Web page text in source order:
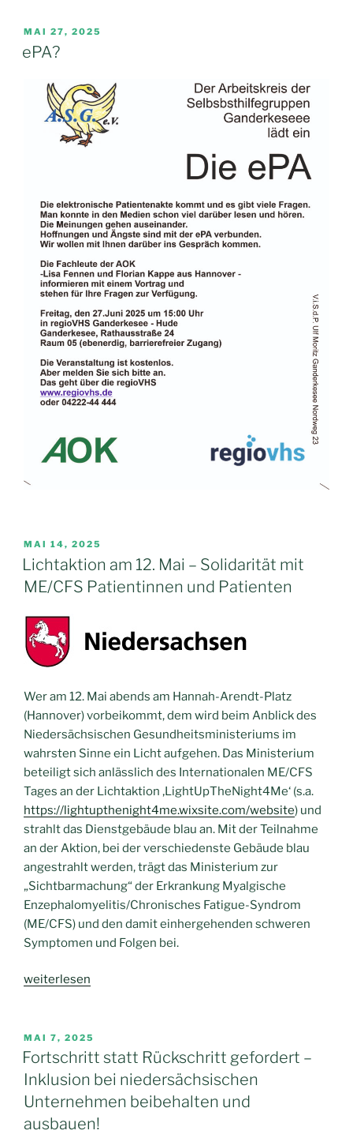
VERÖFFENTLICHT
AM
MAI 27, 2025
ePA?
VERÖFFENTLICHT
AM
MAI 14, 2025
Lichtaktion am 12. Mai – Solidarität mit
ME/CFS Patientinnen und Patienten
Wer am 12. Mai abends am Hannah-Arendt-Platz
(Hannover) vorbeikommt, dem wird beim Anblick des
Niedersächsischen Gesundheitsministeriums im
wahrsten Sinne ein Licht aufgehen. Das Ministerium
beteiligt sich anlässlich des Internationalen ME/CFS
Tages an der Lichtaktion ‚LightUpTheNight4Me‘ (s.a.
https://lightupthenight4me.wixsite.com/website) und
strahlt das Dienstgebäude blau an. Mit der Teilnahme
an der Aktion, bei der verschiedenste Gebäude blau
angestrahlt werden, trägt das Ministerium zur
„Sichtbarmachung“ der Erkrankung Myalgische
Enzephalomyelitis/Chronisches Fatigue-Syndrom
(ME/CFS) und den damit einhergehenden schweren
Symptomen und Folgen bei.
„Lichtaktion
Mai
–
Solidarität
mit
ME/CFS
Patientinnen
weiterlesen
VERÖFFENTLICHT
AM
MAI 7, 2025
Fortschritt statt Rückschritt gefordert –
Inklusion bei niedersächsischen
Unternehmen beibehalten und
ausbauen!